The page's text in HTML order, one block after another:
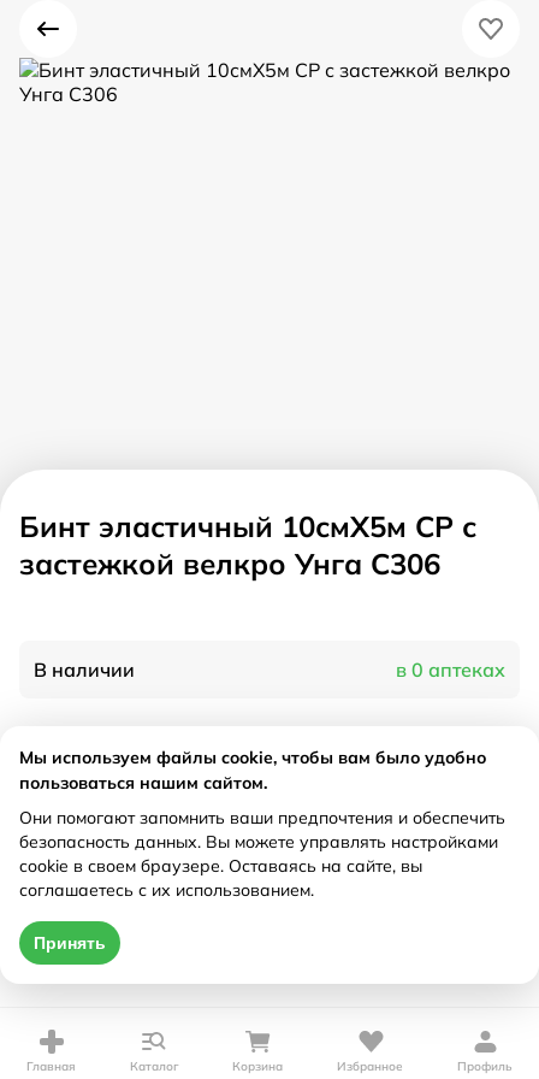
Бинт эластичный 10смX5м СР с
застежкой велкро Унга С306
В наличии в 0 аптеках
Характеристики
Рецепт
Не требуется
Главная Каталог Корзина Избранное Профиль
Мы используем файлы cookie, чтобы вам было удобно
пользоваться нашим сайтом.
Они помогают запомнить ваши предпочтения и обеспечить
безопасность данных. Вы можете управлять настройками
cookie в своем браузере. Оставаясь на сайте, вы
соглашаетесь с их использованием.
Принять